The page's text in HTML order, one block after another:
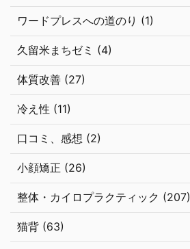
ワードプレスへの道のり (1)
久留米まちゼミ (4)
体質改善 (27)
冷え性 (11)
口コミ、感想 (2)
小顔矯正 (26)
整体・カイロプラクティック (207)
猫背 (63)